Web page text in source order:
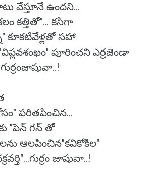
వేస్తూనే ఉందని...
కత్తితో"... కసిగా
కూకటివేళ్లతో సహా
పూరించని ఎర్రజెండా
పరితపించిన...
"పెన్ గన్ తో
ఆలపించిన"కవికోకిల"
జాషువా..!